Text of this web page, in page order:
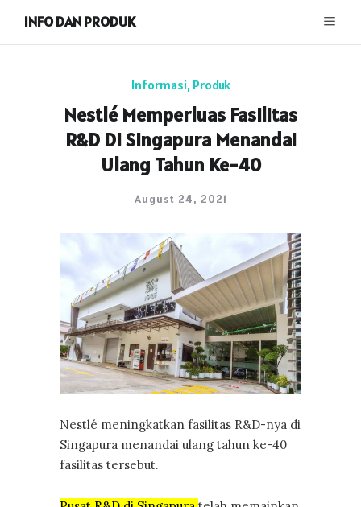
INFO DAN PRODUK
Informasi, Produk
Nestlé Memperluas Fasilitas
R&D Di Singapura Menandai
Ulang Tahun Ke-40
August 24, 2021
Nestlé meningkatkan fasilitas R&D-nya di
Singapura menandai ulang tahun ke-40
fasilitas tersebut.